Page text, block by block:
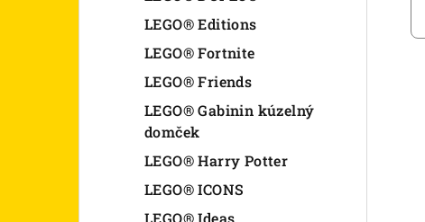
LEGO® Editions
LEGO® Fortnite
LEGO® Friends
LEGO® Gabinin kúzelný
domček
LEGO® Harry Potter
LEGO® ICONS
LEGO® Ideas